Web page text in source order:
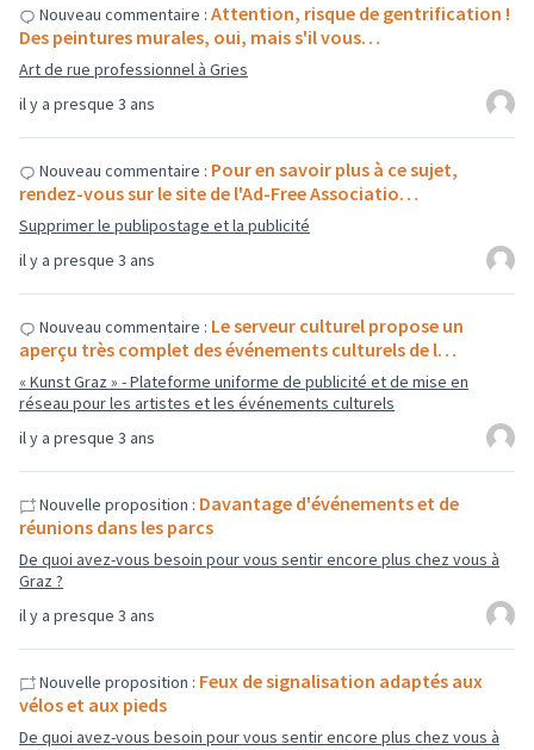
il y a presque 3 ans
Nouveau commentaire : Attention, risque de gentrification !
Des peintures murales, oui, mais s'il vous…
Art de rue professionnel à Gries
il y a presque 3 ans
Nouveau commentaire : Pour en savoir plus à ce sujet,
rendez-vous sur le site de l'Ad-Free Associatio…
Supprimer le publipostage et la publicité
il y a presque 3 ans
Nouveau commentaire : Le serveur culturel propose un
aperçu très complet des événements culturels de l…
« Kunst Graz » - Plateforme uniforme de publicité et de mise en
réseau pour les artistes et les événements culturels
il y a presque 3 ans
Nouvelle proposition : Davantage d'événements et de
réunions dans les parcs
De quoi avez-vous besoin pour vous sentir encore plus chez vous à
Graz ?
Nouvelle proposition : Feux de signalisation adaptés aux
vélos et aux pieds
De quoi avez-vous besoin pour vous sentir encore plus chez vous à